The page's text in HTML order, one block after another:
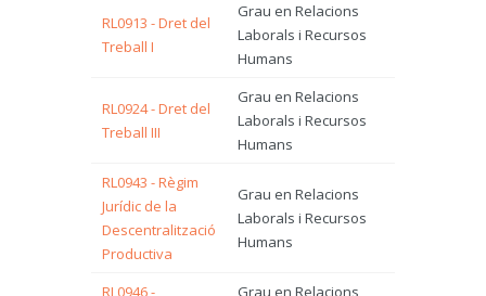
RL0913 - Dret del
Treball I
Grau en Relacions
Laborals i Recursos
Humans
RL0924 - Dret del
Treball III
Grau en Relacions
Laborals i Recursos
Humans
RL0943 - Règim
Jurídic de la
Descentralització
Productiva
Grau en Relacions
Laborals i Recursos
Humans
RL0946 -
Grau en Relacions